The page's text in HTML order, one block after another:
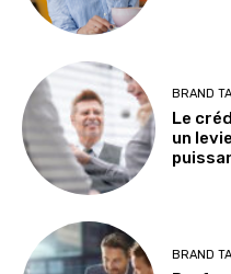
BRAND
Le
un
BRAND